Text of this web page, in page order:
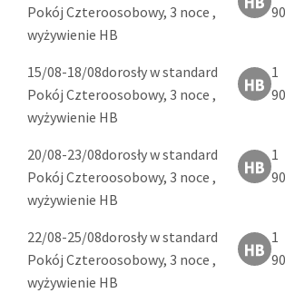
Pokój Czteroosobowy, 3 noce ,
wyżywienie HB
15/08-18/08dorosły w standard
Pokój Czteroosobowy, 3 noce ,
wyżywienie HB
1
20/08-23/08dorosły w standard
Pokój Czteroosobowy, 3 noce ,
wyżywienie HB
1
22/08-25/08dorosły w standard
Pokój Czteroosobowy, 3 noce ,
wyżywienie HB
1